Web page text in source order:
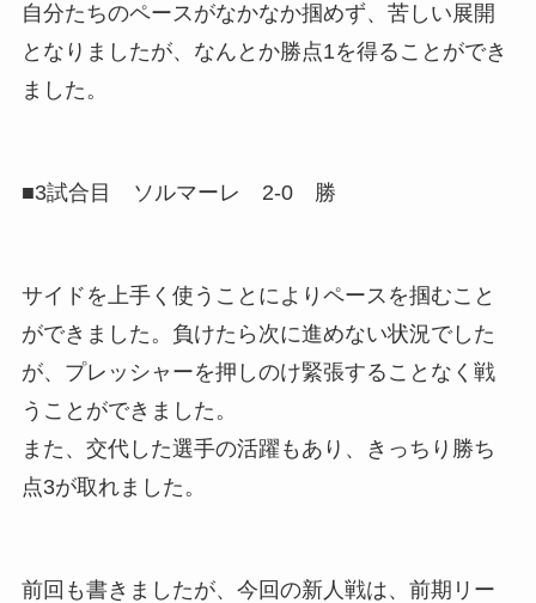
自分たちのペースがなかなか掴めず、苦しい展開
となりましたが、なんとか勝点1を得ることができ
ました。
■3試合目 ソルマーレ 2-0 勝
サイドを上手く使うことによりペースを掴むこと
ができました。負けたら次に進めない状況でした
が、プレッシャーを押しのけ緊張することなく戦
うことができました。
また、交代した選手の活躍もあり、きっちり勝ち
点3が取れました。
前回も書きましたが、今回の新人戦は、前期リー